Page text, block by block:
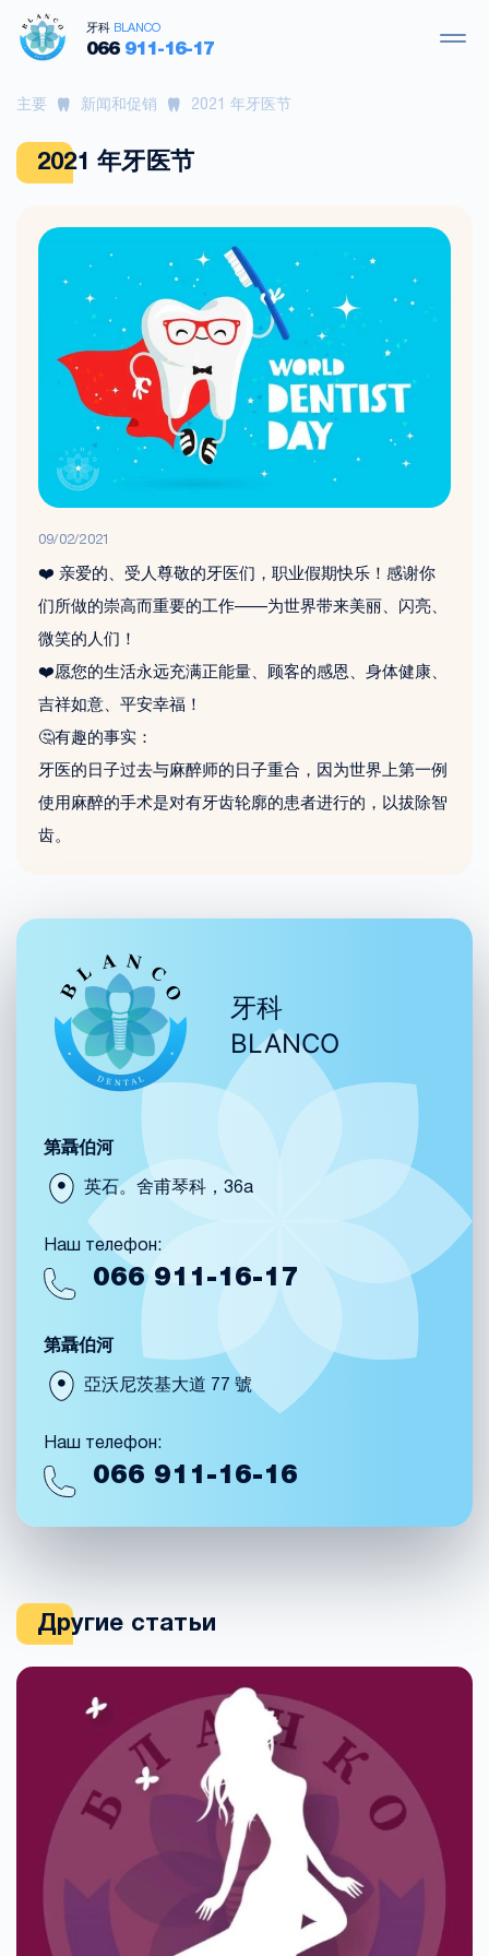
牙科 BLANCO
066911-16-17
主要 新闻和促销 2021 年牙医节
2021 年牙医节
09/02/2021
❤️ 亲爱的、受人尊敬的牙医们，职业假期快乐！感谢你
们所做的崇高而重要的工作——为世界带来美丽、闪亮、
微笑的人们！
❤️愿您的生活永远充满正能量、顾客的感恩、身体健康、
吉祥如意、平安幸福！
🤔有趣的事实：
牙医的日子过去与麻醉师的日子重合，因为世界上第一例
使用麻醉的手术是对有牙齿轮廓的患者进行的，以拔除智
齿。
牙科
BLANCO
第聶伯河
英石。舍甫琴科，36a
Наш телефон:
066911-16-17
第聶伯河
亞沃尼茨基大道 77 號
Наш телефон:
066 911-16-16
Другие статьи